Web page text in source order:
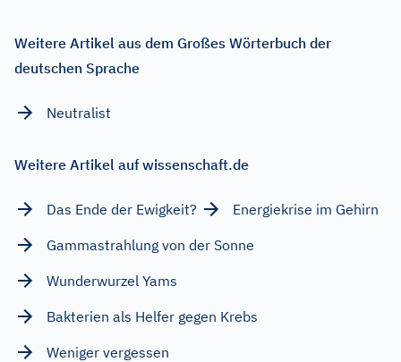
Weitere Artikel aus dem Großes Wörterbuch der
deutschen Sprache
Neutralist
Weitere Artikel auf wissenschaft.de
Das Ende der Ewigkeit?
Energiekrise im Gehirn
Gammastrahlung von der Sonne
Wunderwurzel Yams
Bakterien als Helfer gegen Krebs
Weniger vergessen